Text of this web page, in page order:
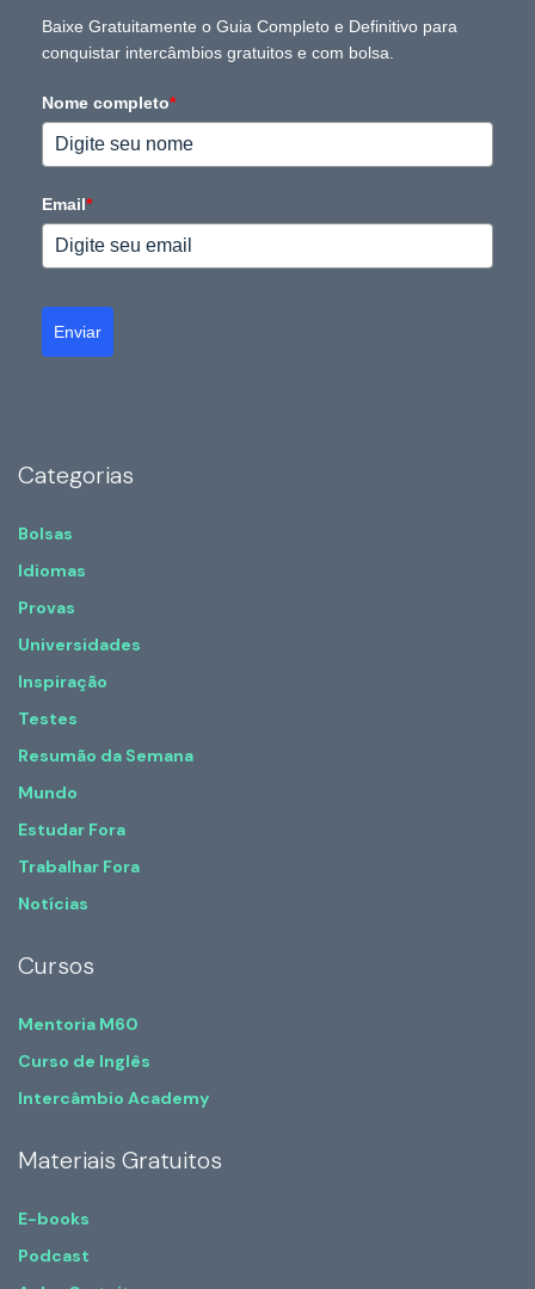
Baixe Gratuitamente o Guia Completo e Definitivo para
conquistar intercâmbios gratuitos e com bolsa.
Nome completo*
Email*
Enviar
Categorias
Bolsas
Idiomas
Provas
Universidades
Inspiração
Testes
Resumão da Semana
Mundo
Estudar Fora
Trabalhar Fora
Notícias
Cursos
Mentoria M60
Curso de Inglês
Intercâmbio Academy
Materiais Gratuitos
E-books
Podcast